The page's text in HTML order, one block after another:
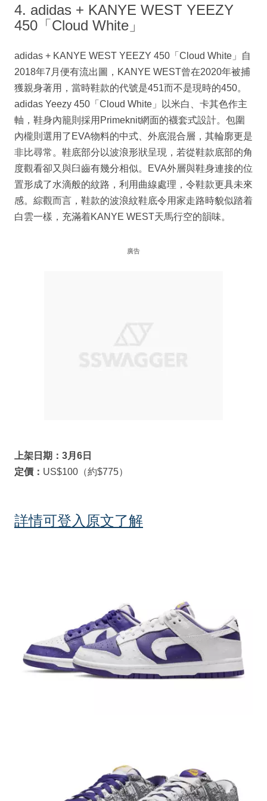
4. adidas + KANYE WEST YEEZY
450「Cloud White」
adidas + KANYE WEST YEEZY 450「Cloud White」自
2018年7月便有流出圖，KANYE WEST曾在2020年被捕
獲親身著用，當時鞋款的代號是451而不是現時的450。
adidas Yeezy 450「Cloud White」以米白、卡其色作主
軸，鞋身內籠則採用Primeknit網面的襪套式設計。包圍
內櫳則選用了EVA物料的中式、外底混合層，其輪廓更是
非比尋常。鞋底部分以波浪形狀呈現，若從鞋款底部的角
度觀看卻又與臼齒有幾分相似。EVA外層與鞋身連接的位
置形成了水滴般的紋路，利用曲線處理，令鞋款更具未來
感。綜觀而言，鞋款的波浪紋鞋底令用家走路時貌似踏着
白雲一樣，充滿着KANYE WEST天馬行空的韻味。
廣告
上架日期：3月6日
定價： US$100（約$775）
詳情可登入原文了解